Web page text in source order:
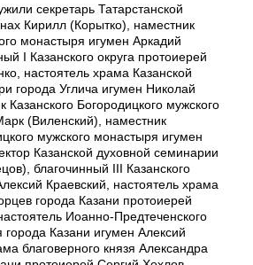
секретарь Татарстанской
Кирилл (Корытко), наместник
монастыря игумен Аркадий
I Казанского округа протоиерей
настоятель храма Казанской
города Углича игумен Николай
Богородицкого мужского
(Виленский), наместник
мужского монастыря игумен
Казанской духовной семинарии
благочинный III Казанского
Краевский, настоятель храма
города Казани протоиерей
Иоанно-Предтеченского
Казани игумен Алексий
благоверного князя Александра